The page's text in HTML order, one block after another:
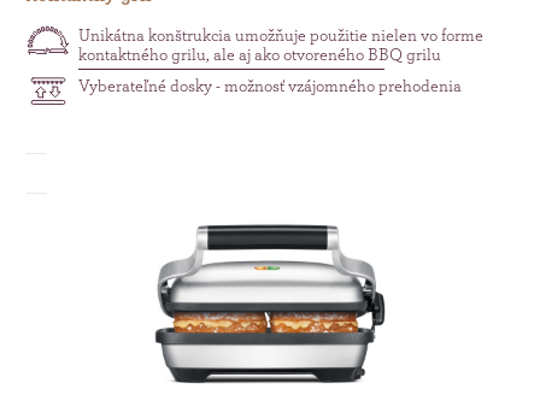
Unikátna konštrukcia umožňuje použitie nielen vo forme
kontaktného grilu, ale aj ako otvoreného BBQ grilu
Vyberateľné dosky - možnosť vzájomného prehodenia